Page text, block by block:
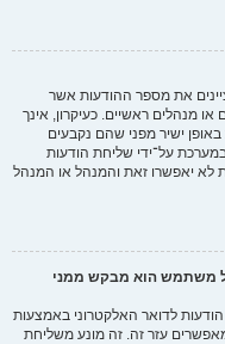
את מספר ההודעות אשר
מנהלים ראשיים. כעיקרון, אינך
ישיר מפני שהם נקבעים
על־ידי שליחת הודעות
לא יאפשרו זאת והמנהל או המנהל
משתמש הוא מבקש ממני
לדואר האלקטרוני באמצעות
עזר זה. זה מונע משליחת